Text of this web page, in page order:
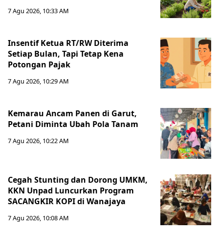
7 Agu 2026, 10:33 AM
Insentif Ketua RT/RW Diterima
Setiap Bulan, Tapi Tetap Kena
Potongan Pajak
7 Agu 2026, 10:29 AM
Kemarau Ancam Panen di Garut,
Petani Diminta Ubah Pola Tanam
7 Agu 2026, 10:22 AM
Cegah Stunting dan Dorong UMKM,
KKN Unpad Luncurkan Program
SACANGKIR KOPI di Wanajaya
7 Agu 2026, 10:08 AM